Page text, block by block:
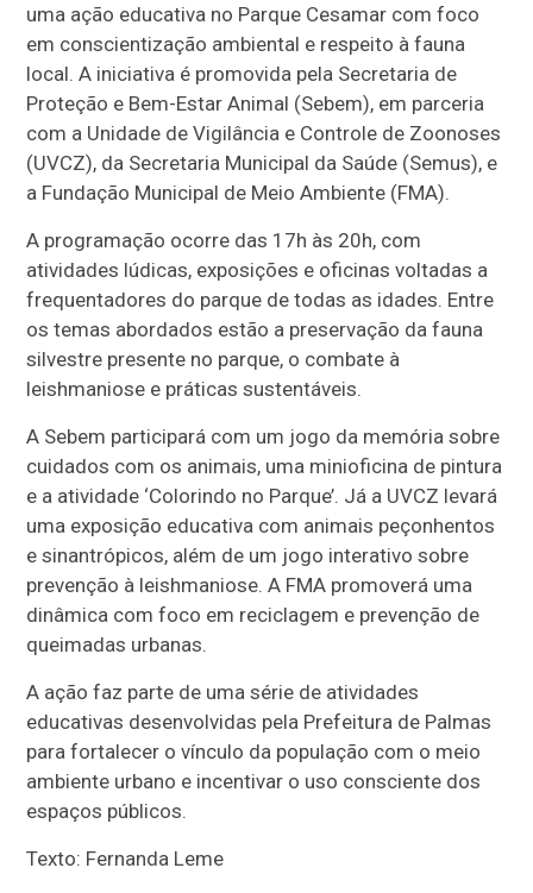
uma ação educativa no Parque Cesamar com foco
em conscientização ambiental e respeito à fauna
local. A iniciativa é promovida pela Secretaria de
Proteção e Bem-Estar Animal (Sebem), em parceria
com a Unidade de Vigilância e Controle de Zoonoses
(UVCZ), da Secretaria Municipal da Saúde (Semus), e
a Fundação Municipal de Meio Ambiente (FMA).
A programação ocorre das 17h às 20h, com
atividades lúdicas, exposições e oficinas voltadas a
frequentadores do parque de todas as idades. Entre
os temas abordados estão a preservação da fauna
silvestre presente no parque, o combate à
leishmaniose e práticas sustentáveis.
A Sebem participará com um jogo da memória sobre
cuidados com os animais, uma minioficina de pintura
e a atividade ‘Colorindo no Parque’. Já a UVCZ levará
uma exposição educativa com animais peçonhentos
e sinantrópicos, além de um jogo interativo sobre
prevenção à leishmaniose. A FMA promoverá uma
dinâmica com foco em reciclagem e prevenção de
queimadas urbanas.
A ação faz parte de uma série de atividades
educativas desenvolvidas pela Prefeitura de Palmas
para fortalecer o vínculo da população com o meio
ambiente urbano e incentivar o uso consciente dos
espaços públicos.
Texto: Fernanda Leme